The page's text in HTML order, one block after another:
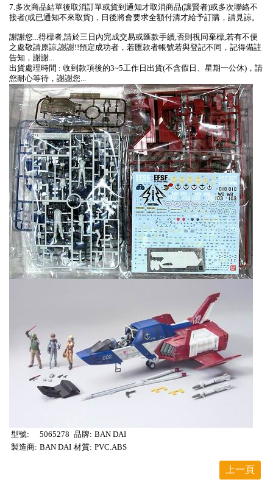
7.多次商品結單後取消訂單或貨到通知才取消商品(讓賢者)或多次聯絡不
接者(或已通知不來取貨)，日後將會要求全額付清才給予訂購，請見諒。
謝謝您...得標者,請於三日內完成交易或匯款手續,否則視同棄標,若有不便
之處敬請原諒,謝謝!!預定成功者，若匯款者帳號若與登記不同，記得備註
告知，謝謝...
出貨處理時間 : 收到款項後的3~5工作日出貨(不含假日、星期一公休)，請
您耐心等待，謝謝您...
型號: 5065278 品牌: BAN DAI
製造商: BAN DAI 材質: PVC.ABS
上一頁